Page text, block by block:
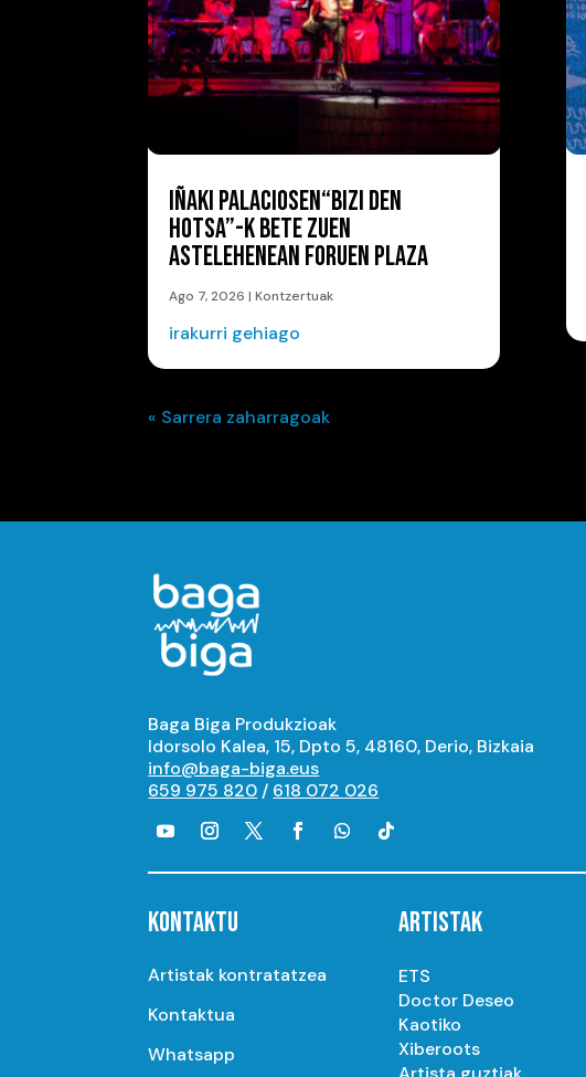
IÑAKI PALACIOSEN“BIZI DEN
HOTSA”-K BETE ZUEN
ASTELEHENEAN FORUEN PLAZA
Ago 7, 2026 |Kontzertuak
irakurri gehiago
« Sarrera zaharragoak
Baga Biga Produkzioak
Idorsolo Kalea, 15, Dpto 5, 48160, Derio, Bizkaia
info@baga-biga.eus
659 975 820 / 618 072 026
KONTAKTU
Artistak kontratatzea
Kontaktua
Whatsapp
ARTISTAK
ETS
Doctor Deseo
Kaotiko
Xiberoots